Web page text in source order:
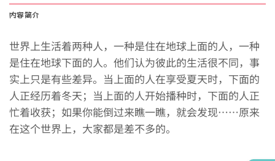
内容简介
世界上生活着两种人，一种是住在地球上面的人，一种
是住在地球下面的人。他们认为彼此的生活很不同，事
实上只是有些差异。当上面的人在享受夏天时，下面的
人正经历着冬天；当上面的人开始播种时，下面的人正
忙着收获；如果你能倒过来瞧一瞧，就会发现……原来
在这个世界上，大家都是差不多的。